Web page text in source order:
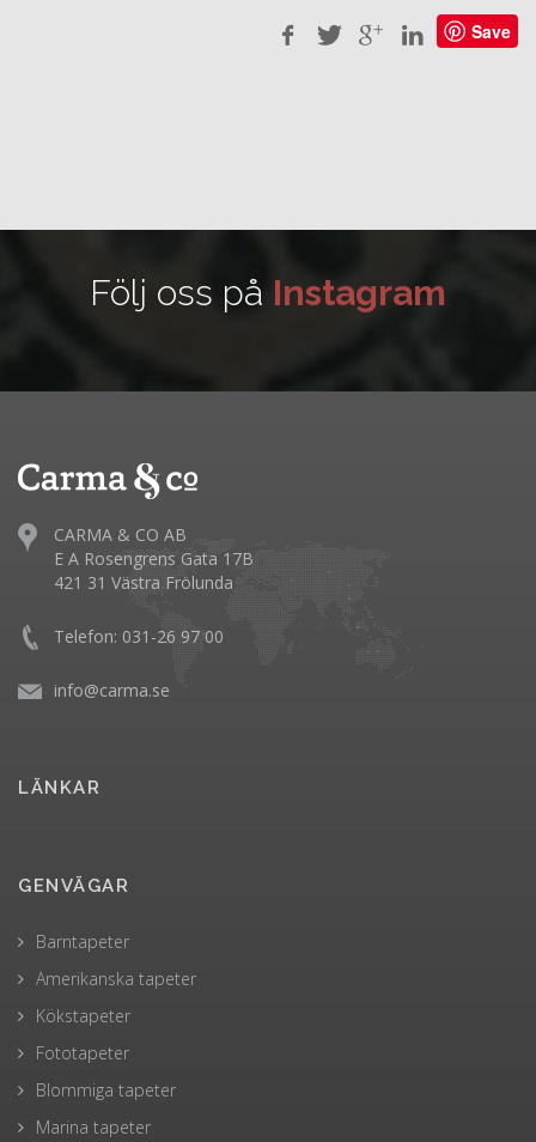
Save
Följ oss på Instagram
CARMA & CO AB
E A Rosengrens Gata 17B
421 31 Västra Frölunda
Telefon: 031-26 97 00
info@carma.se
LÄNKAR
GENVÄGAR
Barntapeter
Amerikanska tapeter
Kökstapeter
Fototapeter
Blommiga tapeter
Marina tapeter